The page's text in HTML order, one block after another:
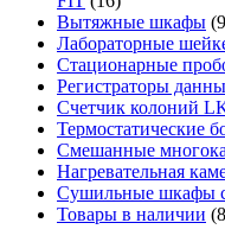
Вытяжные шкафы
Лабораторные
Стационарные
Регистраторы
Счетчик колоний
Термостатические
Смешанные
Нагревательная
Сушильные шкафы с
Товары в наличии